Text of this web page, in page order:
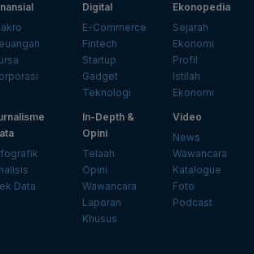
Digital
E-Commerce
Fintech
Startup
Gadget
Teknologi
Ekonopedia
Sejarah
Ekonomi
Profil
Istilah
Ekonomi
Data
In-Depth &
Opini
Telaah
Opini
Wawancara
Laporan
Khusus
Video
News
Wawancara
Katalogue
Foto
Podcast